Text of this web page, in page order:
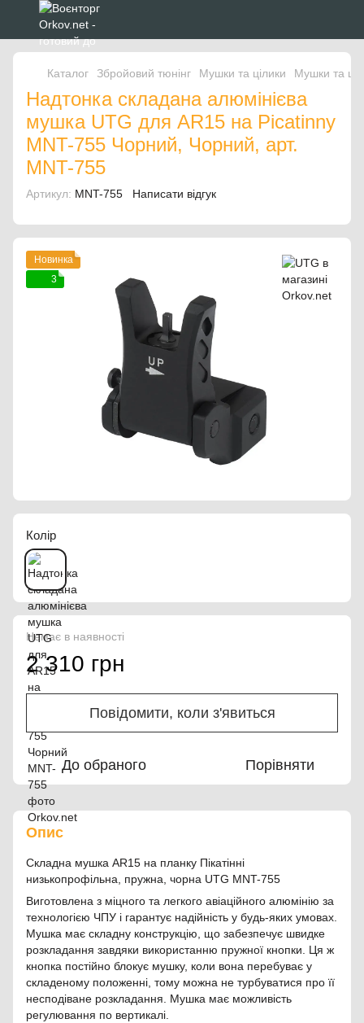
Каталог Збройовий тюнінг Мушки та цілики Мушки та
Надтонка складана алюмінієва
мушка UTG для AR15 на Picatinny
MNT-755 Чорний, Чорний, арт.
MNT-755
Артикул: MNT-755 Написати відгук
Новинка
3
Колір
Немає в наявності
2 310 грн
Повідомити, коли з'явиться
До обраного Порівняти
Опис
Складна мушка AR15 на планку Пікатінні
низькопрофільна, пружна, чорна UTG MNT-755
Виготовлена ​​з міцного та легкого авіаційного алюмінію за
технологією ЧПУ і гарантує надійність у будь-яких умовах.
Мушка має складну конструкцію, що забезпечує швидке
розкладання завдяки використанню пружної кнопки. Ця ж
кнопка постійно блокує мушку, коли вона перебуває у
складеному положенні, тому можна не турбуватися про її
несподіване розкладання. Мушка має можливість
регулювання по вертикалі.